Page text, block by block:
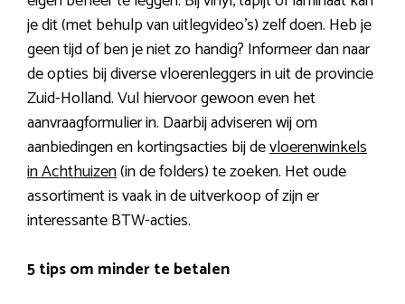
je dit (met behulp van uitlegvideo’s) zelf doen. Heb je
geen tijd of ben je niet zo handig? Informeer dan naar
de opties bij diverse vloerenleggers in uit de provincie
Zuid-Holland. Vul hiervoor gewoon even het
aanvraagformulier in. Daarbij adviseren wij om
aanbiedingen en kortingsacties bij devloerenwinkels
in Achthuizen(in de folders) te zoeken. Het oude
assortiment is vaak in de uitverkoop of zijn er
interessante BTW-acties.
5 tips om minder te betalen